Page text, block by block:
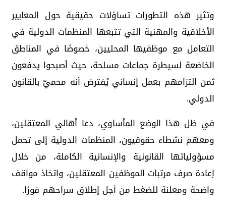
وتثير هذه التطورات تساؤلات حقيقية حول المعايير
الأخلاقية والمهنية التي تتبعها المنظمات الدولية في
التعامل مع موظفيها المحليين، خصوصًا في المناطق
الخاضعة لسيطرة جماعات مسلحة، حيث أصبحوا يدفعون
ثمن التزامهم بعمل إنساني يُفترض أنه محميّ بالقانون
الدولي.
في ظل هذا الوضع المأساوي، دعا أهالي المعتقلين،
ومعهم نشطاء حقوقيون، المنظمات الدولية إلى تحمل
مسؤولياتها القانونية والإنسانية الكاملة، من خلال
إعادة صرف مرتبات الموظفين المعتقلين، واتخاذ مواقف
واضحة ومعلنة للضغط من أجل إطلاق سراحهم فورًا.